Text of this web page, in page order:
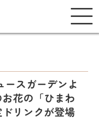
ースガーデンよ
花の「ひまわ
リンクが登場